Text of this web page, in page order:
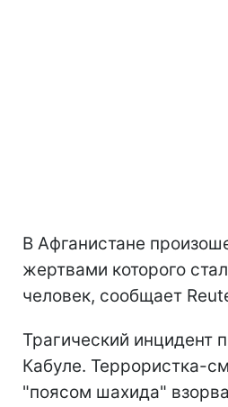
В Афганистане
жертвами которого
человек, сообщает
Трагический инцидент
Кабуле. Террористка-
"поясом шахида"